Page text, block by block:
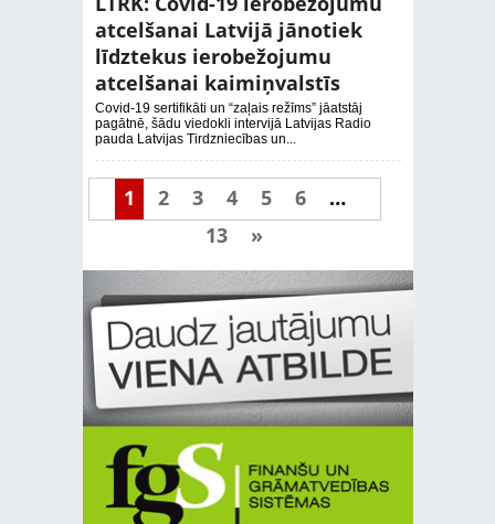
atcelšanai Latvijā jānotiek
līdztekus ierobežojumu
atcelšanai kaimiņvalstīs
Covid-19 sertifikāti un “zaļais režīms” jāatstāj
pagātnē, šādu viedokli intervijā Latvijas Radio
pauda Latvijas Tirdzniecības un...
1 2 3 4 5 6
…
13
»